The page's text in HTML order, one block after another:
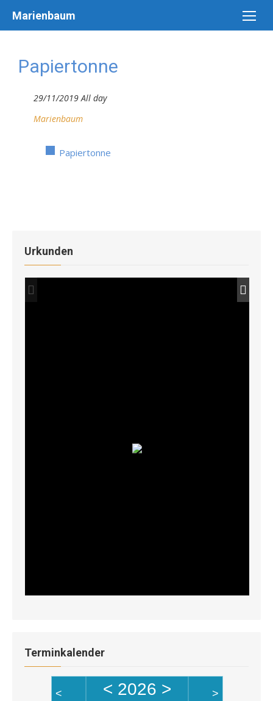
Marienbaum
Papiertonne
29/11/2019 All day
Marienbaum
Papiertonne
Urkunden
Terminkalender
< < 2026 > >